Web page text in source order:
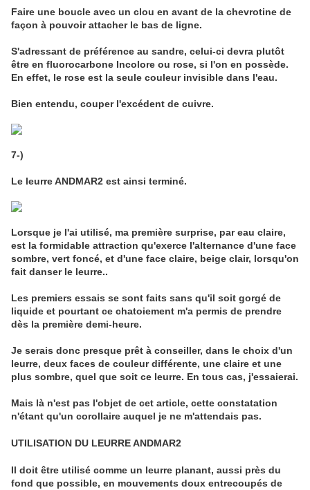
Faire une boucle avec un clou en avant de la chevrotine de
façon à pouvoir attacher le bas de ligne.
S'adressant de préférence au sandre, celui-ci devra plutôt
être en fluorocarbone Incolore ou rose, si l'on en possède.
En effet, le rose est la seule couleur invisible dans l'eau.
Bien entendu, couper l'excédent de cuivre.
7-)
Le leurre ANDMAR2 est ainsi terminé.
Lorsque je l'ai utilisé, ma première surprise, par eau claire,
est la formidable attraction qu'exerce l'alternance d'une face
sombre, vert foncé, et d'une face claire, beige clair, lorsqu'on
fait danser le leurre..
Les premiers essais se sont faits sans qu'il soit gorgé de
liquide et pourtant ce chatoiement m'a permis de prendre
dès la première demi-heure.
Je serais donc presque prêt à conseiller, dans le choix d'un
leurre, deux faces de couleur différente, une claire et une
plus sombre, quel que soit ce leurre. En tous cas, j'essaierai.
Mais là n'est pas l'objet de cet article, cette constatation
n'étant qu'un corollaire auquel je ne m'attendais pas.
UTILISATION DU LEURRE ANDMAR2
Il doit être utilisé comme un leurre planant, aussi près du
fond que possible, en mouvements doux entrecoupés de